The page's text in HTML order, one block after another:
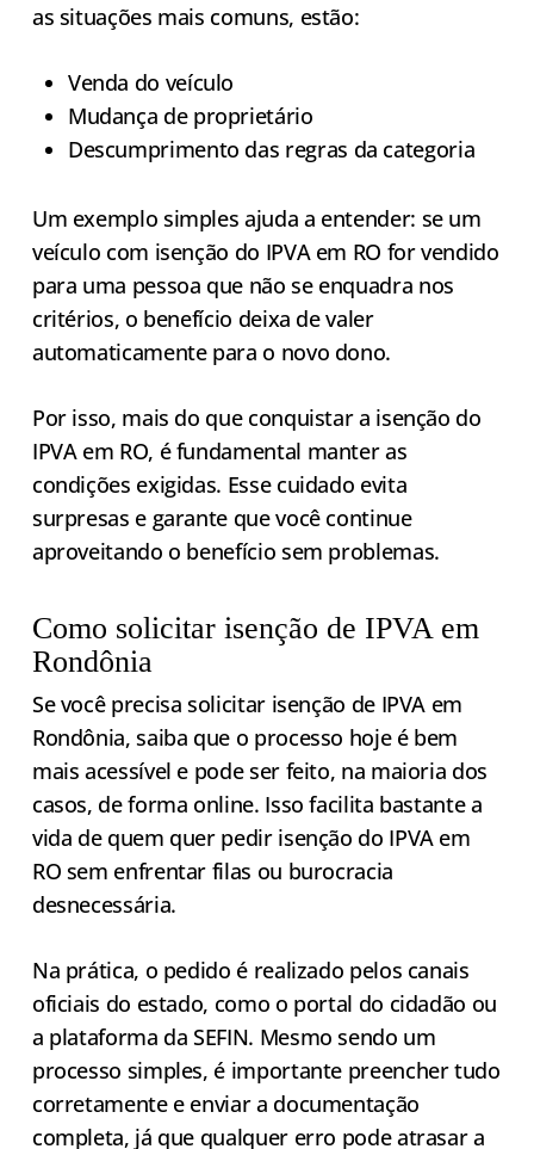
as situações mais comuns, estão:
Venda do veículo
Mudança de proprietário
Descumprimento das regras da categoria
Um exemplo simples ajuda a entender: se um
veículo com isenção do IPVA em RO for vendido
para uma pessoa que não se enquadra nos
critérios, o benefício deixa de valer
automaticamente para o novo dono.
Por isso, mais do que conquistar a isenção do
IPVA em RO, é fundamental manter as
condições exigidas. Esse cuidado evita
surpresas e garante que você continue
aproveitando o benefício sem problemas.
Como solicitar isenção de IPVA em
Rondônia
Se você precisa solicitar isenção de IPVA em
Rondônia, saiba que o processo hoje é bem
mais acessível e pode ser feito, na maioria dos
casos, de forma online. Isso facilita bastante a
vida de quem quer pedir isenção do IPVA em
RO sem enfrentar filas ou burocracia
desnecessária.
Na prática, o pedido é realizado pelos canais
oficiais do estado, como o portal do cidadão ou
a plataforma da SEFIN. Mesmo sendo um
processo simples, é importante preencher tudo
corretamente e enviar a documentação
completa, já que qualquer erro pode atrasar a